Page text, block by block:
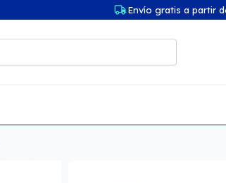
Envío gratis a partir